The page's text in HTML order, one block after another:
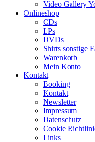
Video Gallery
Onlineshop
CDs
LPs
DVDs
Shirts sonstige
Warenkorb
Mein Konto
Kontakt
Booking
Kontakt
Newsletter
Impressum
Datenschutz
Cookie
Links